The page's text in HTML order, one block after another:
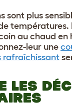
sont plus
températures.
au chaud en
leur une
rafraîchissant
LES